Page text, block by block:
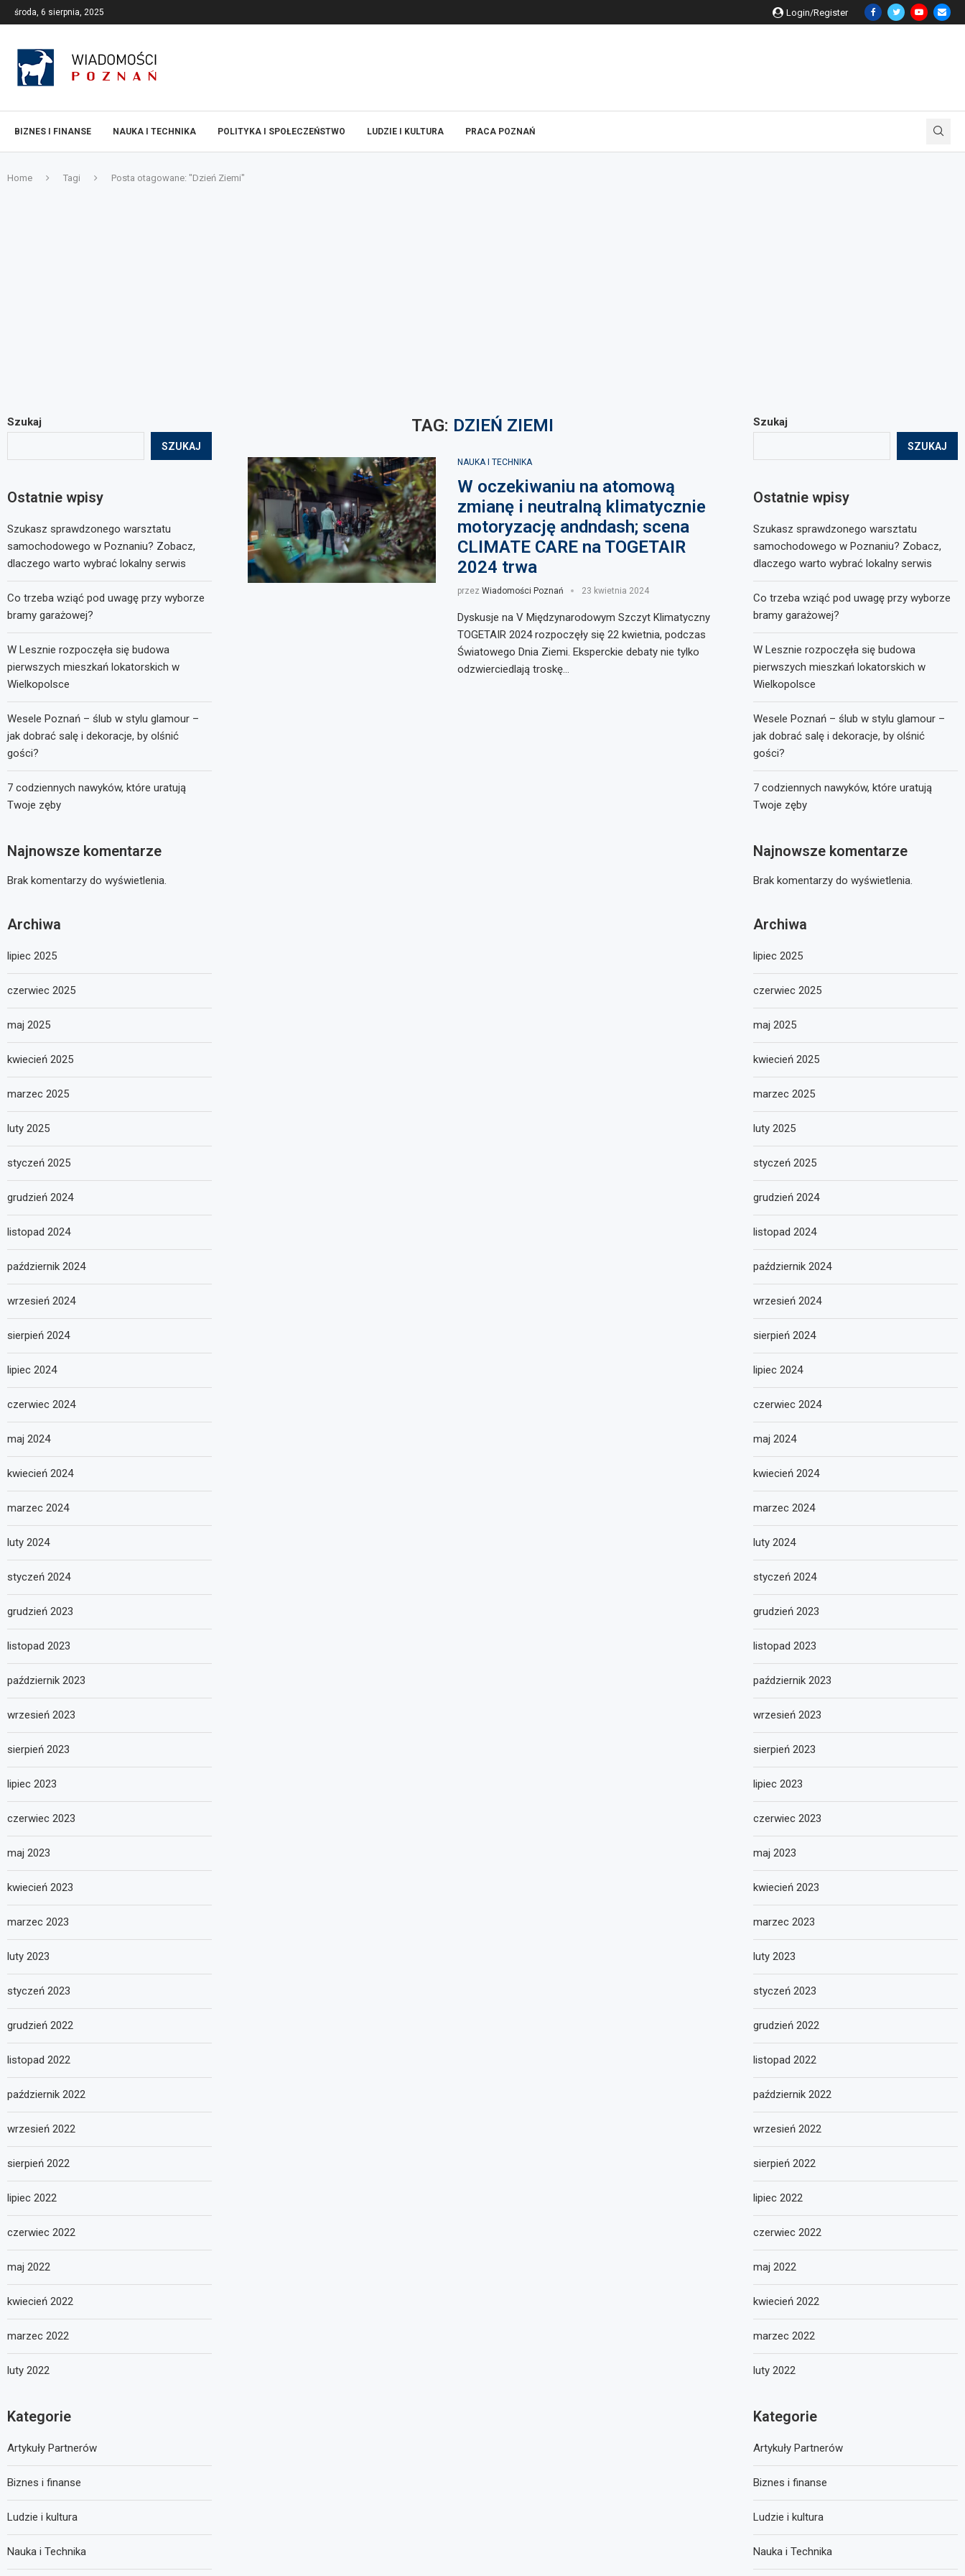
środa, 6 sierpnia, 2025 Login/Register
BIZNES I FINANSE NAUKA I TECHNIKA POLITYKA I SPOŁECZEŃSTWO LUDZIE I KULTURA PRACA POZNAŃ
Home Tagi Posta otagowane: "Dzień Ziemi"
TAG: DZIEŃ ZIEMI
NAUKA I TECHNIKA
W oczekiwaniu na atomową
zmianę i neutralną klimatycznie
motoryzację andndash; scena
CLIMATE CARE na TOGETAIR
2024 trwa
przez Wiadomości Poznań 23 kwietnia 2024
Dyskusje na V Międzynarodowym Szczyt Klimatyczny
TOGETAIR 2024 rozpoczęły się 22 kwietnia, podczas
Światowego Dnia Ziemi. Eksperckie debaty nie tylko
odzwierciedlają troskę…
Szukaj
SZUKAJ
Ostatnie wpisy
Szukasz sprawdzonego warsztatu
samochodowego w Poznaniu? Zobacz,
dlaczego warto wybrać lokalny serwis
Co trzeba wziąć pod uwagę przy wyborze
bramy garażowej?
W Lesznie rozpoczęła się budowa
pierwszych mieszkań lokatorskich w
Wielkopolsce
Wesele Poznań – ślub w stylu glamour –
jak dobrać salę i dekoracje, by olśnić
gości?
7 codziennych nawyków, które uratują
Twoje zęby
Najnowsze komentarze
Brak komentarzy do wyświetlenia.
Archiwa
lipiec 2025
czerwiec 2025
maj 2025
kwiecień 2025
marzec 2025
luty 2025
styczeń 2025
grudzień 2024
listopad 2024
październik 2024
wrzesień 2024
sierpień 2024
lipiec 2024
czerwiec 2024
maj 2024
kwiecień 2024
marzec 2024
luty 2024
styczeń 2024
grudzień 2023
listopad 2023
październik 2023
wrzesień 2023
sierpień 2023
lipiec 2023
czerwiec 2023
maj 2023
kwiecień 2023
marzec 2023
luty 2023
styczeń 2023
grudzień 2022
listopad 2022
październik 2022
wrzesień 2022
sierpień 2022
lipiec 2022
czerwiec 2022
maj 2022
kwiecień 2022
marzec 2022
luty 2022
Kategorie
Artykuły Partnerów
Biznes i finanse
Ludzie i kultura
Nauka i Technika
Szukaj
SZUKAJ
Ostatnie wpisy
Szukasz sprawdzonego warsztatu
samochodowego w Poznaniu? Zobacz,
dlaczego warto wybrać lokalny serwis
Co trzeba wziąć pod uwagę przy wyborze
bramy garażowej?
W Lesznie rozpoczęła się budowa
pierwszych mieszkań lokatorskich w
Wielkopolsce
Wesele Poznań – ślub w stylu glamour –
jak dobrać salę i dekoracje, by olśnić
gości?
7 codziennych nawyków, które uratują
Twoje zęby
Najnowsze komentarze
Brak komentarzy do wyświetlenia.
Archiwa
lipiec 2025
czerwiec 2025
maj 2025
kwiecień 2025
marzec 2025
luty 2025
styczeń 2025
grudzień 2024
listopad 2024
październik 2024
wrzesień 2024
sierpień 2024
lipiec 2024
czerwiec 2024
maj 2024
kwiecień 2024
marzec 2024
luty 2024
styczeń 2024
grudzień 2023
listopad 2023
październik 2023
wrzesień 2023
sierpień 2023
lipiec 2023
czerwiec 2023
maj 2023
kwiecień 2023
marzec 2023
luty 2023
styczeń 2023
grudzień 2022
listopad 2022
październik 2022
wrzesień 2022
sierpień 2022
lipiec 2022
czerwiec 2022
maj 2022
kwiecień 2022
marzec 2022
luty 2022
Kategorie
Artykuły Partnerów
Biznes i finanse
Ludzie i kultura
Nauka i Technika